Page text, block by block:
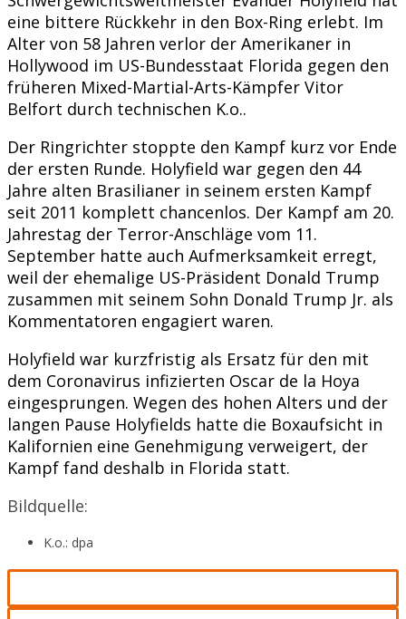
eine bittere Rückkehr in den Box-Ring erlebt. Im
Alter von 58 Jahren verlor der Amerikaner in
Hollywood im US-Bundesstaat Florida gegen den
früheren Mixed-Martial-Arts-Kämpfer Vitor
Belfort durch technischen K.o..
Der Ringrichter stoppte den Kampf kurz vor Ende
der ersten Runde. Holyfield war gegen den 44
Jahre alten Brasilianer in seinem ersten Kampf
seit 2011 komplett chancenlos. Der Kampf am 20.
Jahrestag der Terror-Anschläge vom 11.
September hatte auch Aufmerksamkeit erregt,
weil der ehemalige US-Präsident Donald Trump
zusammen mit seinem Sohn Donald Trump Jr. als
Kommentatoren engagiert waren.
Holyfield war kurzfristig als Ersatz für den mit
dem Coronavirus infizierten Oscar de la Hoya
eingesprungen. Wegen des hohen Alters und der
langen Pause Holyfields hatte die Boxaufsicht in
Kalifornien eine Genehmigung verweigert, der
Kampf fand deshalb in Florida statt.
Bildquelle:
K.o.: dpa